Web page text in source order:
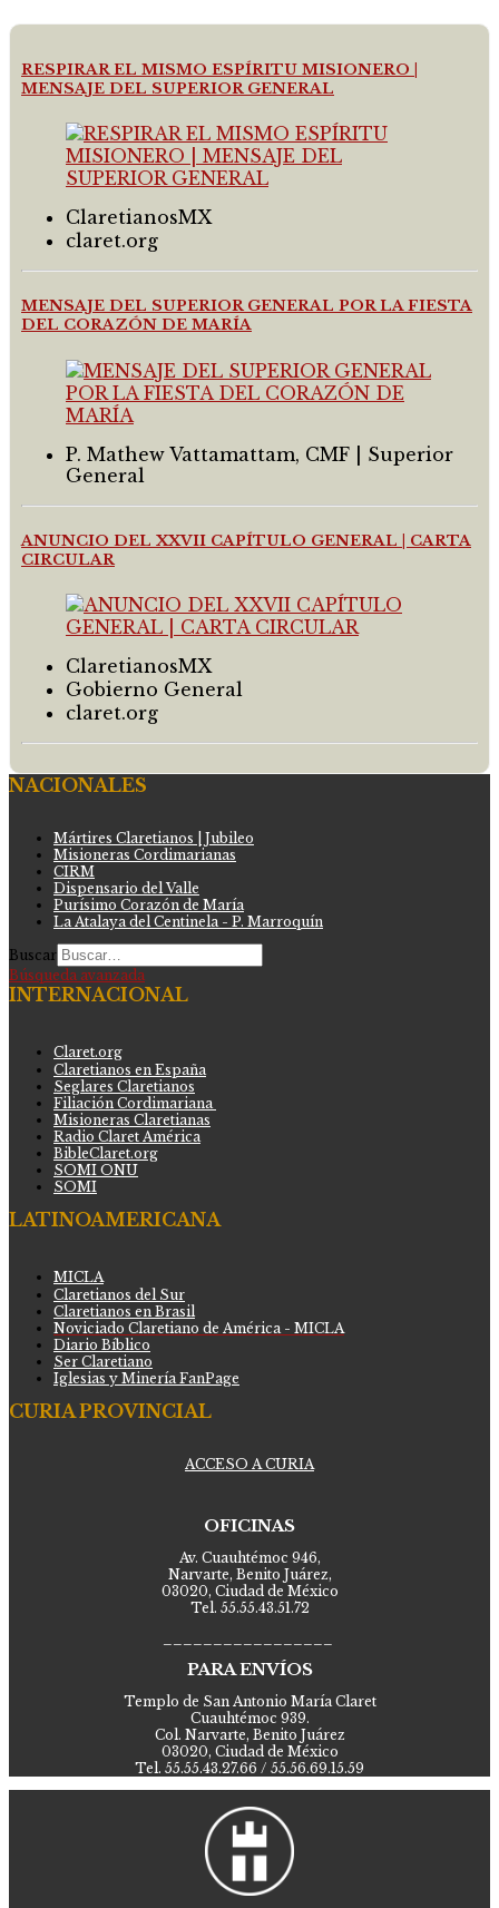
RESPIRAR EL MISMO ESPÍRITU MISIONERO |
MENSAJE DEL SUPERIOR GENERAL
ClaretianosMX
claret.org
MENSAJE DEL SUPERIOR GENERAL POR LA FIESTA
DEL CORAZÓN DE MARÍA
P. Mathew Vattamattam, CMF | Superior
General
ANUNCIO DEL XXVII CAPÍTULO GENERAL | CARTA
CIRCULAR
ClaretianosMX
Gobierno General
claret.org
NACIONALES
Mártires Claretianos | Jubileo
Misioneras Cordimarianas
CIRM
Dispensario del Valle
Purísimo Corazón de María
La Atalaya del Centinela - P. Marroquín
Buscar
Búsqueda avanzada
INTERNACIONAL
Claret.org
Claretianos en España
Seglares Claretianos
Filiación Cordimariana
Misioneras Claretianas
Radio Claret América
BibleClaret.org
SOMI ONU
SOMI
LATINOAMERICANA
MICLA
Claretianos del Sur
Claretianos en Brasil
Noviciado Claretiano de América - MICLA
Diario Bíblico
Ser Claretiano
Iglesias y Minería FanPage
CURIA PROVINCIAL
ACCESO A CURIA
OFICINAS
Av. Cuauhtémoc 946,
Narvarte, Benito Juárez,
03020, Ciudad de México
Tel. 55.55.43.51.72
PARA ENVÍOS
Templo de San Antonio María Claret
Cuauhtémoc 939.
Col. Narvarte, Benito Juárez
03020, Ciudad de México
Tel. 55.55.43.27.66 / 55.56.69.15.59